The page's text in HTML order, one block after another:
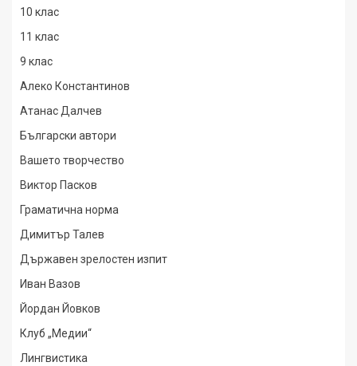
10 клас
11 клас
9 клас
Алеко Константинов
Атанас Далчев
Български автори
Вашето творчество
Виктор Пасков
Граматична норма
Димитър Талев
Държавен зрелостен изпит
Иван Вазов
Йордан Йовков
Клуб „Медии“
Лингвистика